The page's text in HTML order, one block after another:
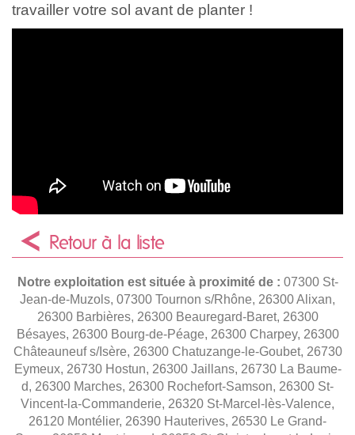
travailler votre sol avant de planter !
Retour à la liste
Notre exploitation est située à proximité de : 07300 St-
Jean-de-Muzols, 07300 Tournon s/Rhône, 26300 Alixan,
26300 Barbières, 26300 Beauregard-Baret, 26300
Bésayes, 26300 Bourg-de-Péage, 26300 Charpey, 26300
Châteauneuf s/Isère, 26300 Chatuzange-le-Goubet, 26730
Eymeux, 26730 Hostun, 26300 Jaillans, 26730 La Baume-
d, 26300 Marches, 26300 Rochefort-Samson, 26300 St-
Vincent-la-Commanderie, 26320 St-Marcel-lès-Valence,
26120 Montélier, 26390 Hauterives, 26530 Le Grand-